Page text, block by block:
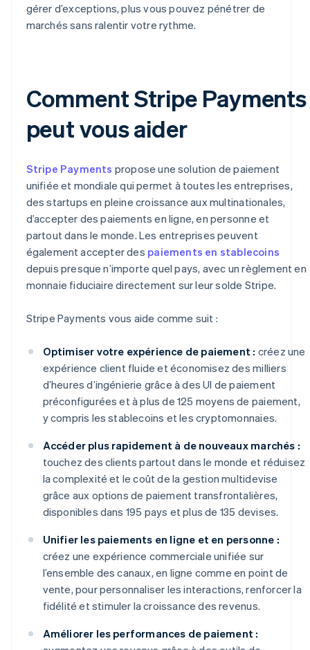
gérer d’exceptions, plus vous pouvez pénétrer de
marchés sans ralentir votre rythme.
Comment Stripe Payments
peut vous aider
Stripe Payments propose une solution de paiement
unifiée et mondiale qui permet à toutes les entreprises,
des startups en pleine croissance aux multinationales,
d’accepter des paiements en ligne, en personne et
partout dans le monde. Les entreprises peuvent
également accepter des paiements en stablecoins
depuis presque n’importe quel pays, avec un règlement en
monnaie fiduciaire directement sur leur solde Stripe.
Stripe Payments vous aide comme suit :
Optimiser votre expérience de paiement : créez une
expérience client fluide et économisez des milliers
d’heures d’ingénierie grâce à des UI de paiement
préconfigurées et à plus de 125 moyens de paiement,
y compris les stablecoins et les cryptomonnaies.
Accéder plus rapidement à de nouveaux marchés :
touchez des clients partout dans le monde et réduisez
la complexité et le coût de la gestion multidevise
grâce aux options de paiement transfrontalières,
disponibles dans 195 pays et plus de 135 devises.
Unifier les paiements en ligne et en personne :
créez une expérience commerciale unifiée sur
l’ensemble des canaux, en ligne comme en point de
vente, pour personnaliser les interactions, renforcer la
fidélité et stimuler la croissance des revenus.
Améliorer les performances de paiement :